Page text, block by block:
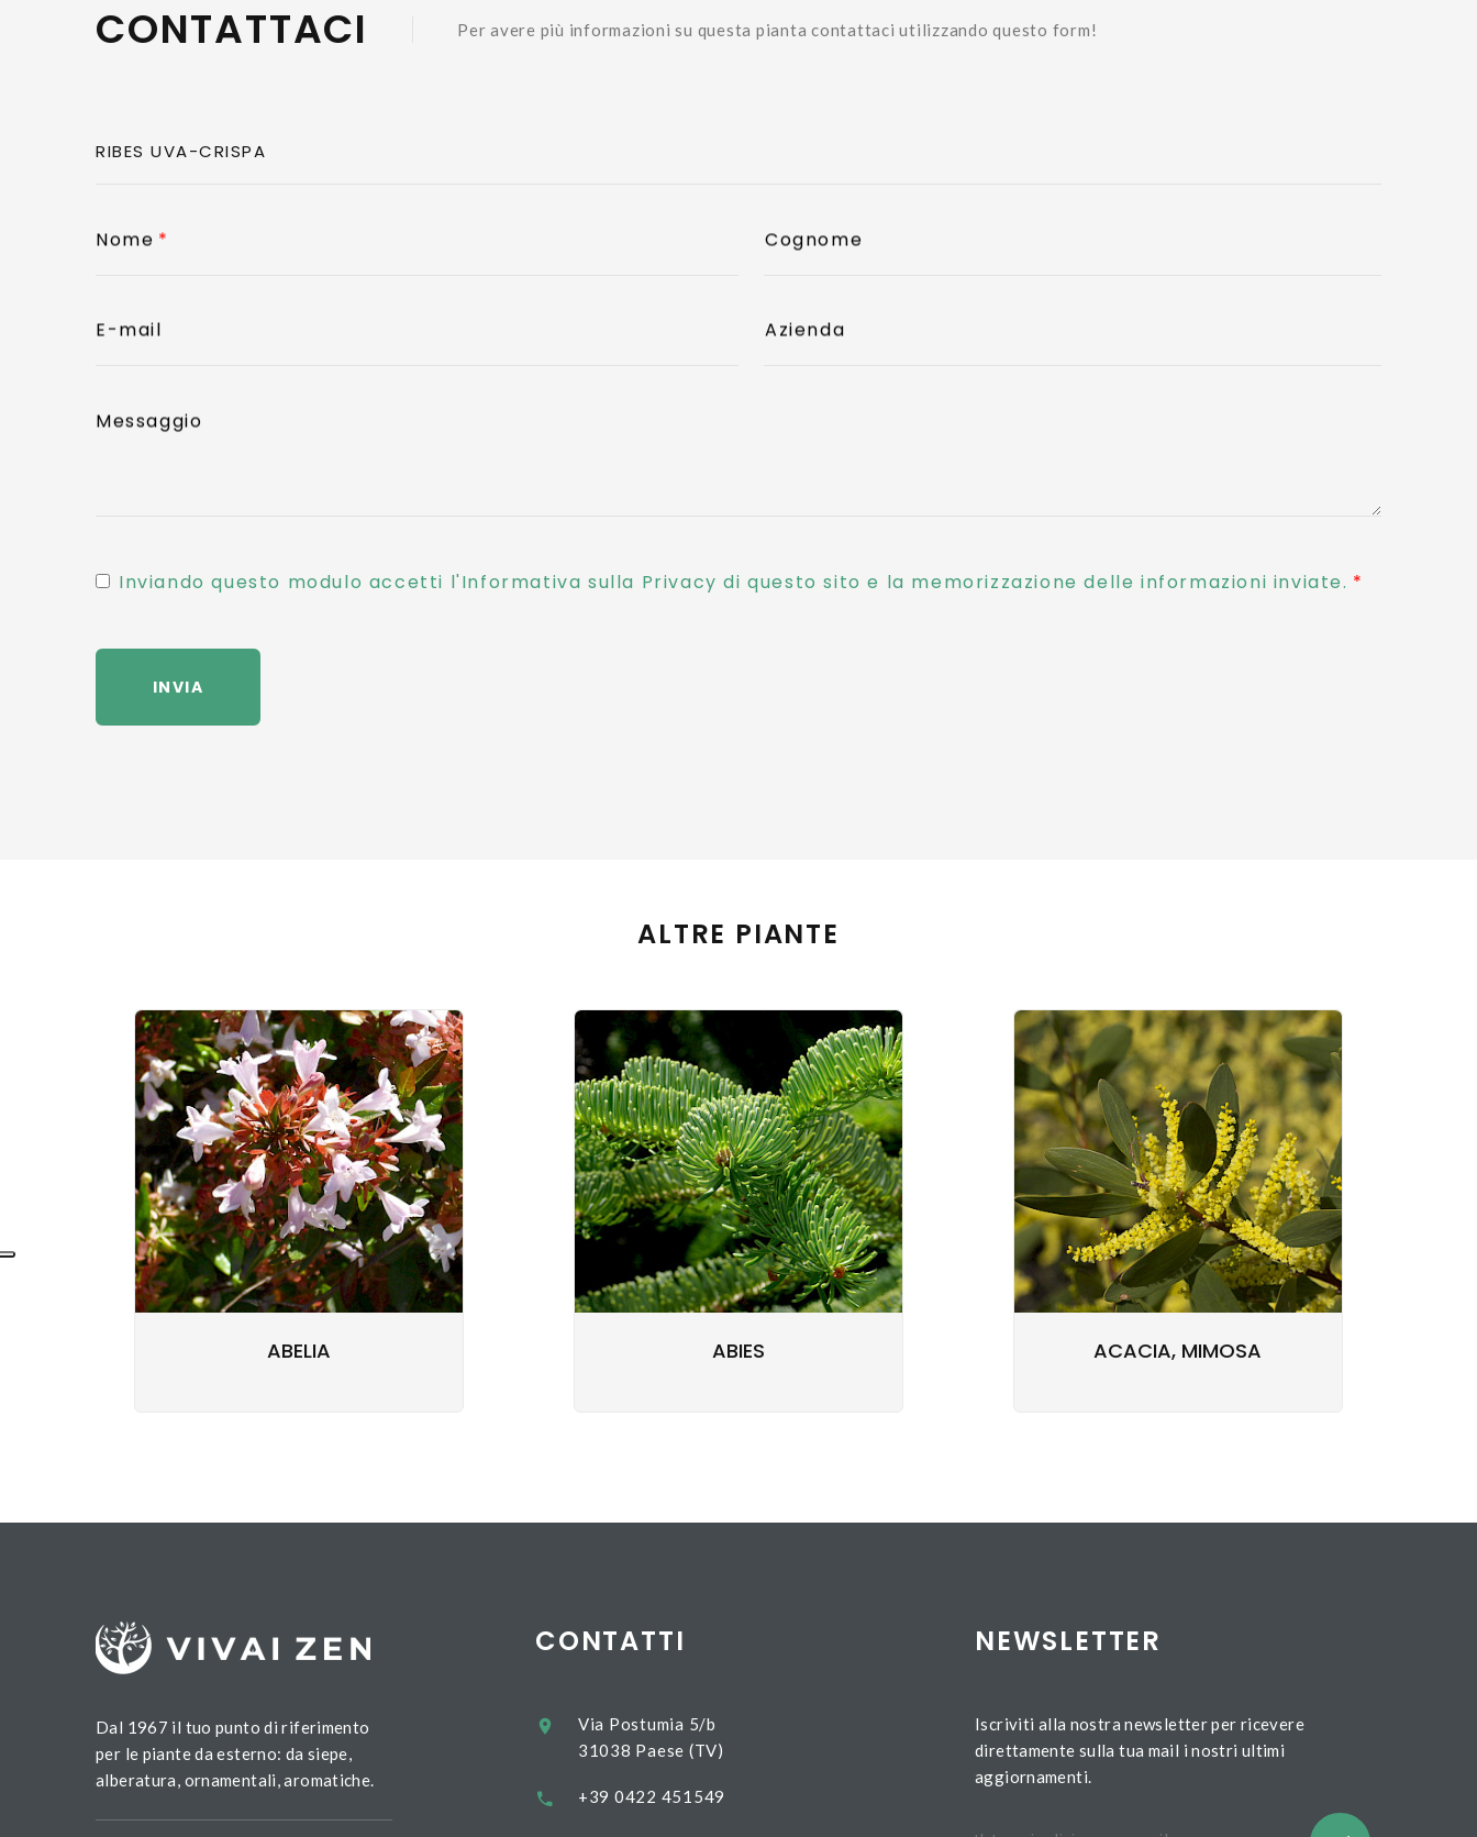
CONTATTACI Per avere più informazioni su questa pianta contattaci utilizzando questo form!
Nome Cognome
E-mail Azienda
Messaggio
Inviando questo modulo accetti l'Informativa sulla Privacy di questo sito e la memorizzazione delle informazioni inviate.
INVIA
ALTRE PIANTE
ABELIA ABIES ACACIA, MIMOSA
Dal 1967 il tuo punto di riferimento
per le piante da esterno: da siepe,
alberatura, ornamentali, aromatiche.
CONTATTI
Via Postumia 5/b
31038 Paese (TV)
+39 0422 451549
NEWSLETTER
Iscriviti alla nostra newsletter per ricevere
direttamente sulla tua mail i nostri ultimi
aggiornamenti.